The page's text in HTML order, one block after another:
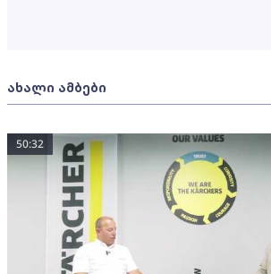
ახალი ამბები
50:32